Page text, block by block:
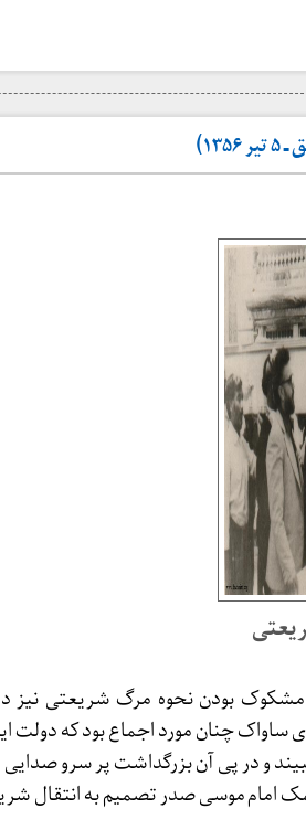
بودن نحوه مرگ شریعتی نیز
چنان مورد اجماع بود که دولت
و در پی آن بزرگداشت پر سرو صدایی
امام موسی صدر تصمیم به انتقال